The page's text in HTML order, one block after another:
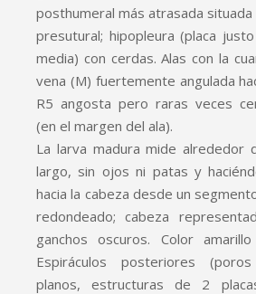
posthumeral más atrasada situada
presutural; hipopleura (placa
media) con cerdas. Alas con la
vena (M) fuertemente angulada
R5 angosta pero raras veces
(en el margen del ala).
La larva madura mide
largo, sin ojos ni patas y
hacia la cabeza desde un
redondeado; cabeza
ganchos oscuros. Color
Espiráculos posteriores
planos, estructuras de 2